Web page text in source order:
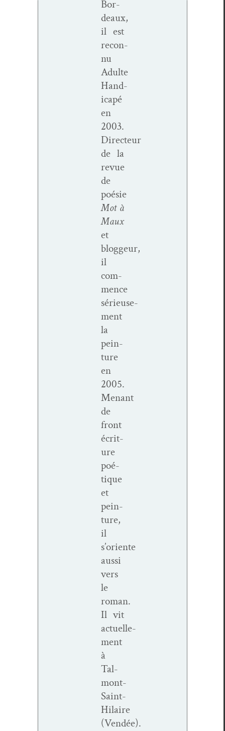
Bor­
deaux,
il est
recon­
nu
Adulte
Hand­
i­capé
en
2003.
Directeur
de la
revue
de
poésie
Mot à
Maux
et
bloggeur,
il
com­
mence
sérieuse­
ment
la
pein­
ture
en
2005.
Menant
de
front
écri­t­
ure
poé­
tique
et
pein­
ture,
il
s’oriente
aus­si
vers
le
roman.
Il vit
actuelle­
ment
à
Tal­­
mont-
Saint-
Hilaire
(Vendée).